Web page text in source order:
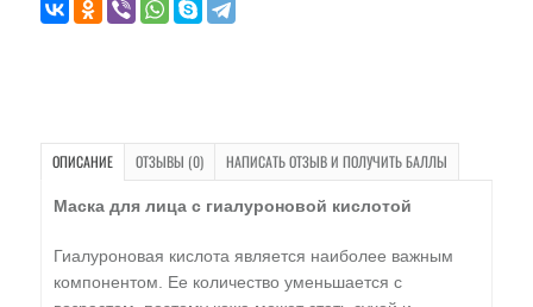
ОПИСАНИЕ ОТЗЫВЫ (0) НАПИСАТЬ ОТЗЫВ И ПОЛУЧИТЬ БАЛЛЫ
Маска для лица с гиалуроновой кислотой
Гиалуроновая кислота является наиболее важным
компонентом. Ее количество уменьшается с